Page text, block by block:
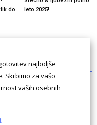
do
leto 2025!
najboljše
Skrbimo za vašo
vaših osebnih